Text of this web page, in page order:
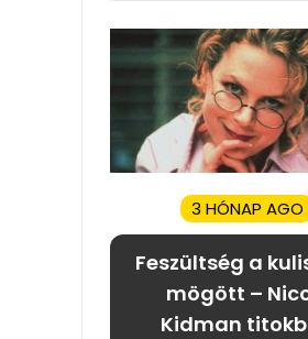
3 HÓNAP AGO
Feszültség a
mögött –
Kidman